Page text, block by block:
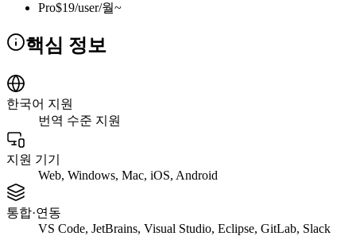
Pro$19/user/월~
핵심 정보
한국어 지원
번역 수준 지원
지원 기기
Web, Windows, Mac, iOS, Android
통합·연동
VS Code, JetBrains, Visual Studio, Eclipse, GitLab, Slack